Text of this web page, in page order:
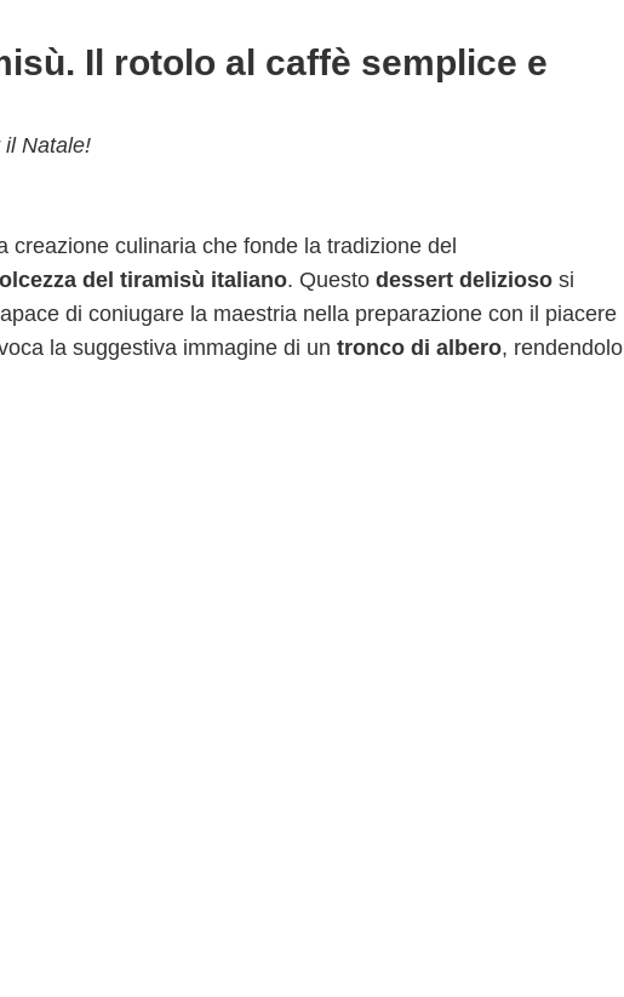
Il rotolo al caffè semplice e
il Natale!
creazione culinaria che fonde la tradizione del
del tiramisù italiano. Questo dessert delizioso si
di coniugare la maestria nella preparazione con il piacere
la suggestiva immagine di un tronco di albero, rendendolo